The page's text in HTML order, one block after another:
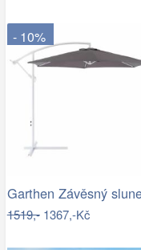
- 10%
1519,-1367,-Kč